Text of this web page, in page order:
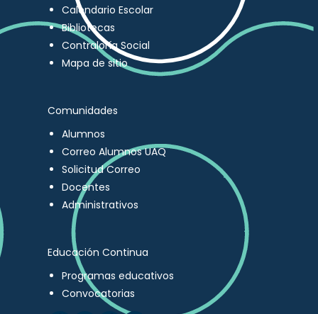
Calendario Escolar
Bibliotecas
Contraloría Social
Mapa de sitio
Comunidades
Alumnos
Correo Alumnos UAQ
Solicitud Correo
Docentes
Administrativos
Educación Continua
Programas educativos
Convocatorias